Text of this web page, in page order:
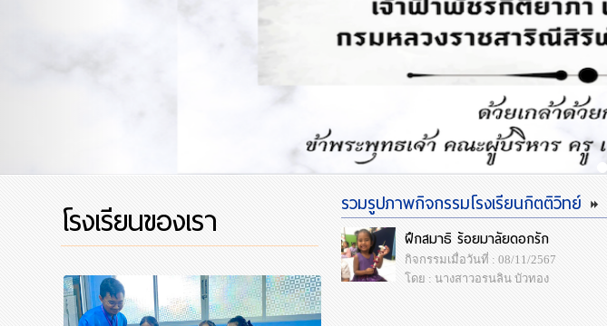
โรงเรียนของเรา รวมรูปภาพกิจกรรมโรงเรียนกิตติวิทย์
ฝึกสมาธิ ร้อยมาลัยดอกรัก
กิจกรรมเมื่อวันที่ : 08/11/2567
โดย : นางสาวอรนลิน บัวทอง